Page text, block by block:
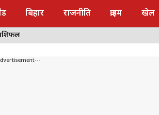
बिहार राजनीति क्राइम खेल